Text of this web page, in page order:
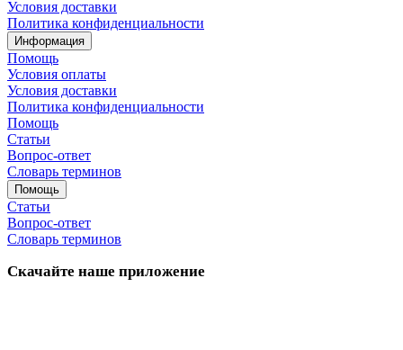
Условия доставки
Политика конфиденциальности
Информация
Помощь
Условия оплаты
Условия доставки
Политика конфиденциальности
Помощь
Статьи
Вопрос-ответ
Словарь терминов
Помощь
Статьи
Вопрос-ответ
Словарь терминов
Скачайте наше приложение